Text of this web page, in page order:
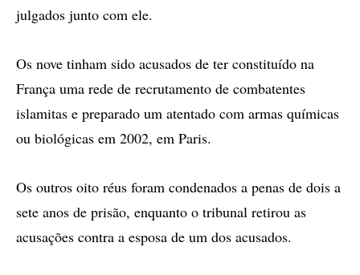
julgados junto com ele.
Os nove tinham sido acusados de ter constituído na
França uma rede de recrutamento de combatentes
islamitas e preparado um atentado com armas químicas
ou biológicas em 2002, em Paris.
Os outros oito réus foram condenados a penas de dois a
sete anos de prisão, enquanto o tribunal retirou as
acusações contra a esposa de um dos acusados.